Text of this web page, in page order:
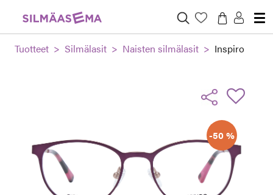
Tuotteet Silmälasit Naisten silmälasit Inspiro
-50 %